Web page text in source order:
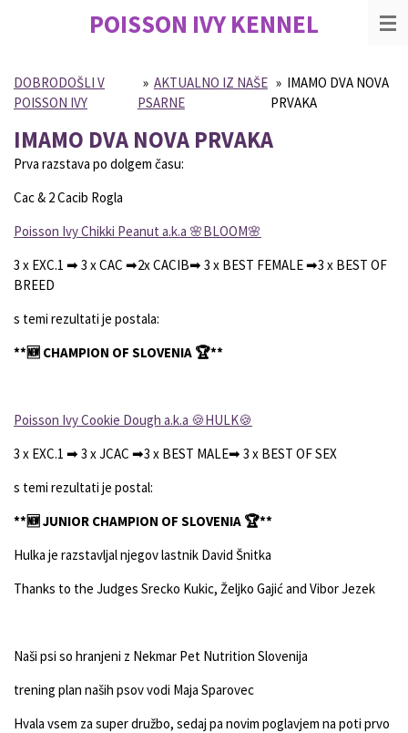
content
POISSON IVYKENNEL
DOBRODOŠLI V
POISSON IVY
» AKTUALNO IZ NAŠE
PSARNE
» IMAMO DVA NOVA
PRVAKA
IMAMO DVA NOVA PRVAKA
Prva razstava po dolgem času:
Cac & 2 Cacib Rogla
Poisson Ivy Chikki Peanut a.k.a 🌸BLOOM🌸
3 x EXC.1 ➡ 3 x CAC ➡2x CACIB➡ 3 x BEST FEMALE ➡3 x BEST OF
BREED
s temi rezultati je postala:
**🆕️ CHAMPION OF SLOVENIA 🏆**
Poisson Ivy Cookie Dough a.k.a 🍪HULK🍪
3 x EXC.1 ➡ 3 x JCAC ➡3 x BEST MALE➡ 3 x BEST OF SEX
s temi rezultati je postal:
**🆕️ JUNIOR CHAMPION OF SLOVENIA 🏆**
Hulka je razstavljal njegov lastnik David Šnitka
Thanks to the Judges Srecko Kukic, Željko Gajić and Vibor Jezek
Naši psi so hranjeni z Nekmar Pet Nutrition Slovenija
trening plan naših psov vodi Maja Sparovec
Hvala vsem za super družbo, sedaj pa novim poglavjem na poti prvo